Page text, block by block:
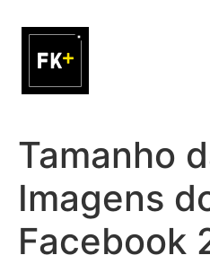
Tamanho
Imagens
Facebook